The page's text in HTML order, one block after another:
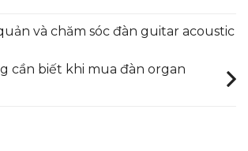
và chăm sóc đàn guitar acoustic
cần biết khi mua đàn organ